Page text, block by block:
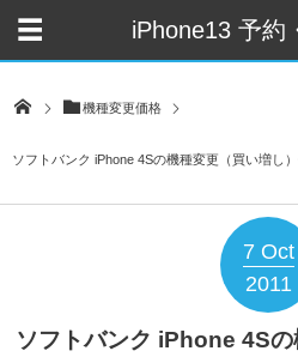
iPhone13 予約
機種変更価格
ソフトバンク iPhone 4Sの機種変更（買い増し
7 Oct
2011
ソフトバンク iPhone 4Sの